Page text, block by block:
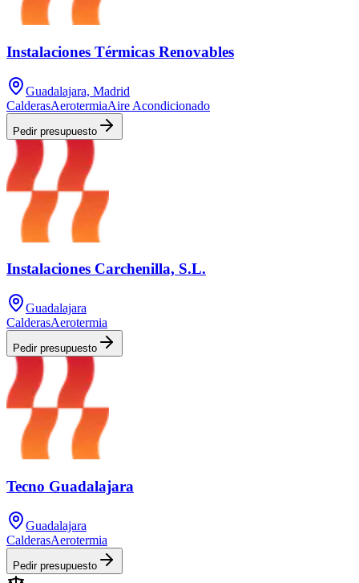
Instalaciones Térmicas Renovables
Guadalajara, Madrid
CalderasAerotermiaAire Acondicionado
Pedir presupuesto
Instalaciones Carchenilla, S.L.
Guadalajara
CalderasAerotermia
Pedir presupuesto
Tecno Guadalajara
Guadalajara
CalderasAerotermia
Pedir presupuesto